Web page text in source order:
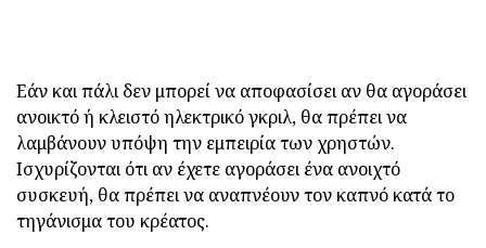
Εάν και πάλι δεν μπορεί να αποφασίσει αν θα αγοράσει
ανοικτό ή κλειστό ηλεκτρικό γκριλ, θα πρέπει να
λαμβάνουν υπόψη την εμπειρία των χρηστών.
Ισχυρίζονται ότι αν έχετε αγοράσει ένα ανοιχτό
συσκευή, θα πρέπει να αναπνέουν τον καπνό κατά το
τηγάνισμα του κρέατος.